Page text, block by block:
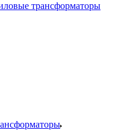
трансформаторы